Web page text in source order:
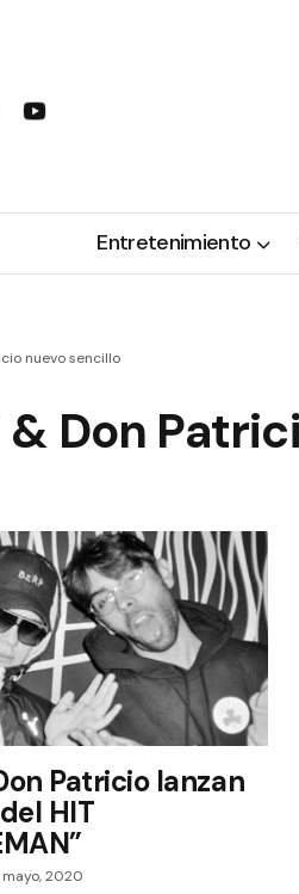
Entretenimiento
nuevo sencillo
& Don
Patricio lanzan
HIT
mayo, 2020